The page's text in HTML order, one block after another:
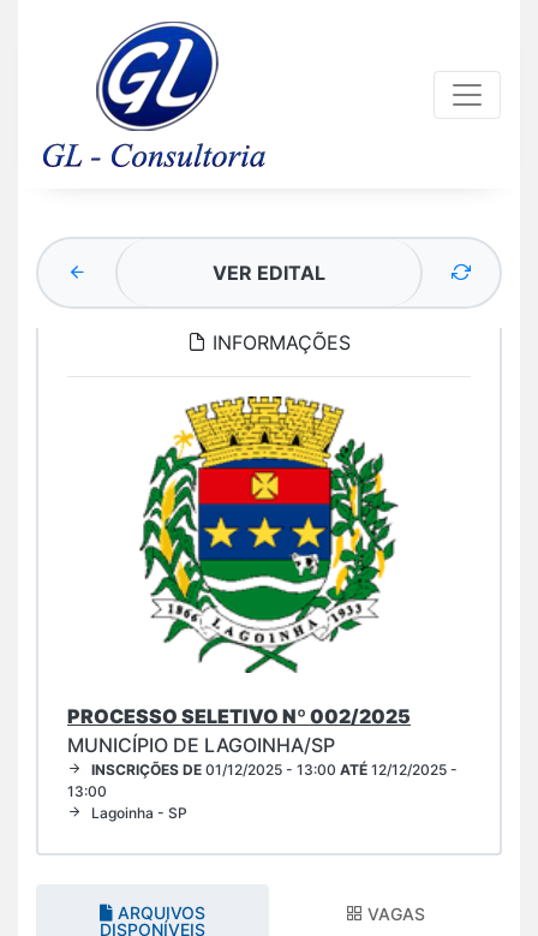
VER EDITAL
INFORMAÇÕES
PROCESSO SELETIVO Nº 002/2025
MUNICÍPIO DE LAGOINHA/SP
INSCRIÇÕES DE 01/12/2025 - 13:00 ATÉ 12/12/2025 -
13:00
Lagoinha - SP
ARQUIVOS
DISPONÍVEIS
VAGAS